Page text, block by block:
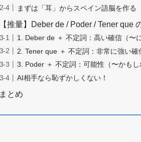
まずは「耳」からスペイン語脳を作る
【推量】Deber de / Poder / Tener que
1. Deber de ＋ 不定詞：高い確信（〜
2. Tener que ＋ 不定詞：非常に強い確
3. Poder ＋ 不定詞：可能性（〜かもし
AI相手なら恥ずかしくない！
まとめ